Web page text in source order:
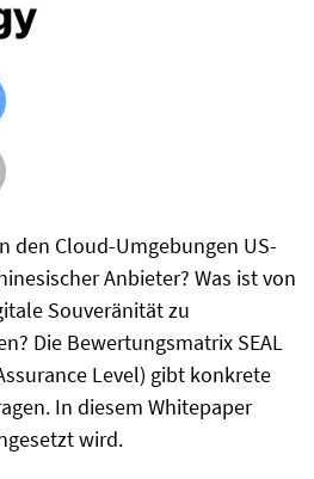
den Cloud-Umgebungen US-
Anbieter? Was ist von
Souveränität zu
Die Bewertungsmatrix SEAL
Level) gibt konkrete
In diesem Whitepaper
wird.